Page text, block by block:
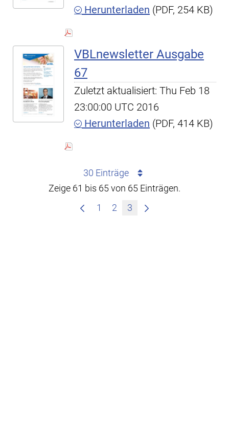
Herunterladen (PDF, 254 KB)
VBLnewsletter Ausgabe
67
Zuletzt aktualisiert: Thu Feb 18
23:00:00 UTC 2016
Herunterladen (PDF, 414 KB)
30 Einträge
Zeige 61 bis 65 von 65 Einträgen.
1
2 3